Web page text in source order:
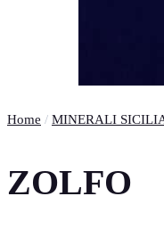
Home / MINERALI
ZOLFO